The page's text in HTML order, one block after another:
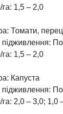
1,5 – 2,0
Томати,
підживлення:
1,5 – 2,0
Капуста
підживлення:
2,0 – 3,0; 1,0